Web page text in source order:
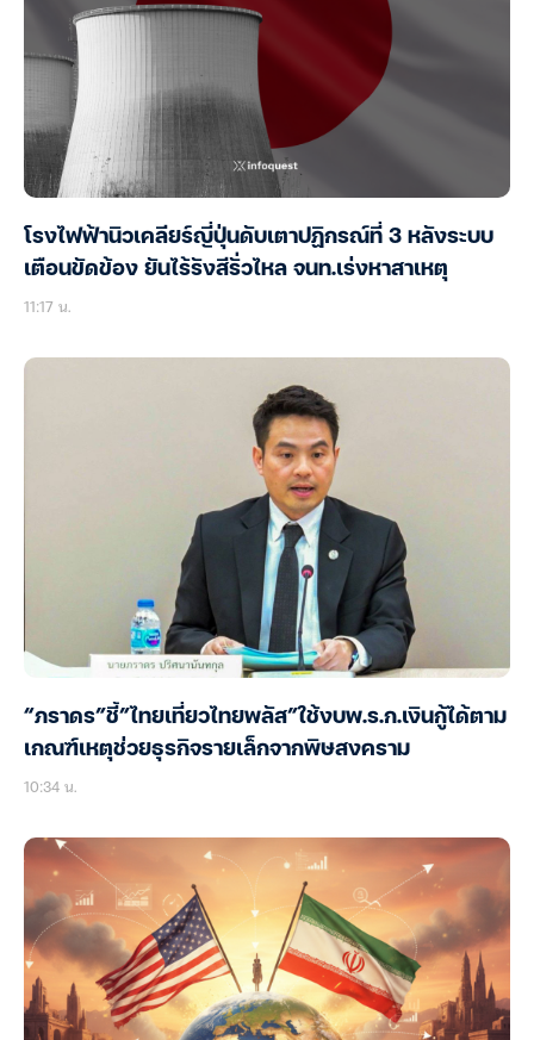
โรงไฟฟ้านิวเคลียร์ญี่ปุ่นดับเตาปฏิกรณ์ที่ 3 หลังระบบ
เตือนขัดข้อง ยันไร้รังสีรั่วไหล จนท.เร่งหาสาเหตุ
11:17 น.
“ภราดร”ชี้”ไทยเที่ยวไทยพลัส”ใช้งบพ.ร.ก.เงินกู้ได้ตาม
เกณฑ์เหตุช่วยธุรกิจรายเล็กจากพิษสงคราม
10:34 น.